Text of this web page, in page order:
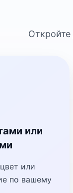
или
или
по вашему